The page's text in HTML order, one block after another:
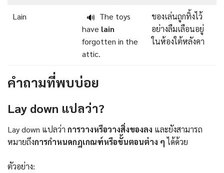
Lain 🔊 The toys
have lain
forgotten in the
attic.
ของเล่นถูกทิ้งไว้
อย่างลืมเลือนอยู่
ในห้องใต้หลังคา
คำถามที่พบบ่อย
Lay down แปลว่า?
Lay down แปลว่า การวางหรือวางสิ่งของลง และยังสามารถ
หมายถึงการกำหนดกฎเกณฑ์หรือขั้นตอนต่าง ๆได้ด้วย
ตัวอย่าง: